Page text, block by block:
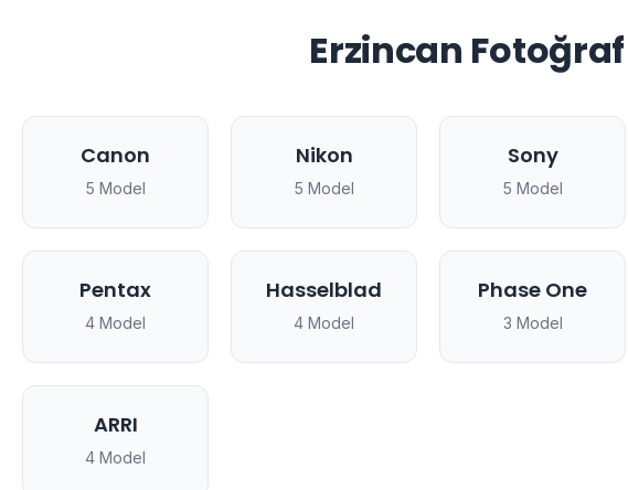
Erzincan
Canon
5 Model
Nikon
5 Model
Sony
5 Model
Pentax
4 Model
Hasselblad
4 Model
Phase One
3 Model
ARRI
4 Model